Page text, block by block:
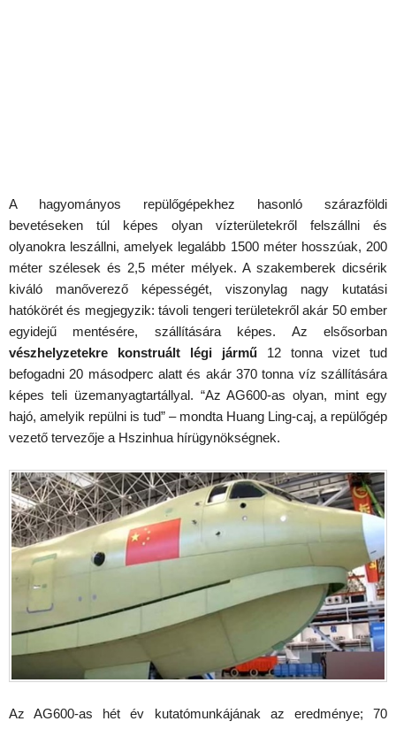
A hagyományos repülőgépekhez hasonló szárazföldi
bevetéseken túl képes olyan vízterületekről felszállni és
olyanokra leszállni, amelyek legalább 1500 méter hosszúak, 200
méter szélesek és 2,5 méter mélyek. A szakemberek dicsérik
kiváló manőverező képességét, viszonylag nagy kutatási
hatókörét és megjegyzik: távoli tengeri területekről akár 50 ember
egyidejű mentésére, szállítására képes. Az elsősorban
vészhelyzetekre konstruált légi jármű 12 tonna vizet tud
befogadni 20 másodperc alatt és akár 370 tonna víz szállítására
képes teli üzemanyagtartállyal. “Az AG600-as olyan, mint egy
hajó, amelyik repülni is tud” – mondta Huang Ling-caj, a repülőgép
vezető tervezője a Hszinhua hírügynökségnek.
Az AG600-as hét év kutatómunkájának az eredménye; 70